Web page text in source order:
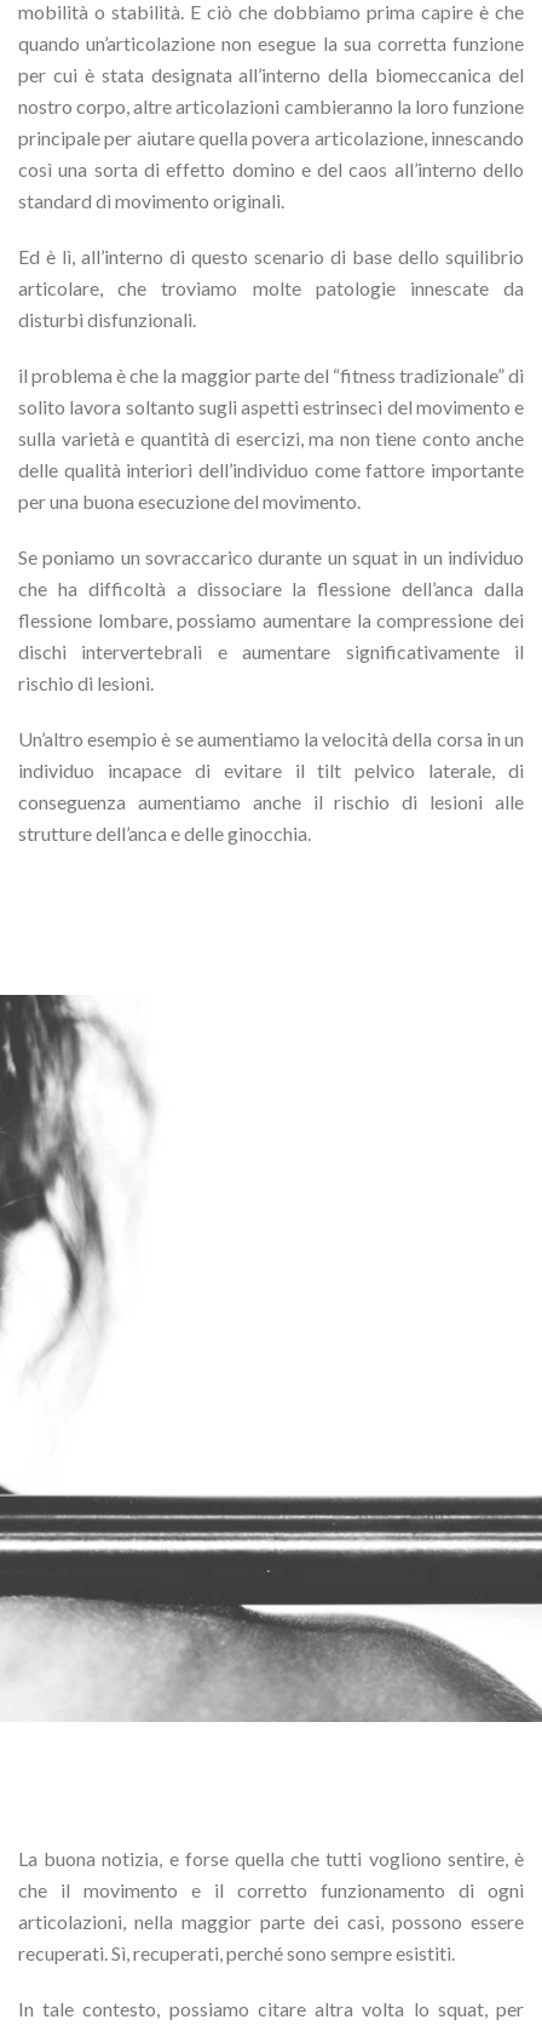
mobilità o stabilità. E ciò che dobbiamo prima capire è che
quando un’articolazione non esegue la sua corretta funzione
per cui è stata designata all’interno della biomeccanica del
nostro corpo, altre articolazioni cambieranno la loro funzione
principale per aiutare quella povera articolazione, innescando
così una sorta di effetto domino e del caos all’interno dello
standard di movimento originali.
Ed è lì, all’interno di questo scenario di base dello squilibrio
articolare, che troviamo molte patologie innescate da
disturbi disfunzionali.
il problema è che la maggior parte del “fitness tradizionale” di
solito lavora soltanto sugli aspetti estrinseci del movimento e
sulla varietà e quantità di esercizi, ma non tiene conto anche
delle qualità interiori dell’individuo come fattore importante
per una buona esecuzione del movimento.
Se poniamo un sovraccarico durante un squat in un individuo
che ha difficoltà a dissociare la flessione dell’anca dalla
flessione lombare, possiamo aumentare la compressione dei
dischi intervertebrali e aumentare significativamente il
rischio di lesioni.
Un’altro esempio è se aumentiamo la velocità della corsa in un
individuo incapace di evitare il tilt pelvico laterale, di
conseguenza aumentiamo anche il rischio di lesioni alle
strutture dell’anca e delle ginocchia.
La buona notizia, e forse quella che tutti vogliono sentire, è
che il movimento e il corretto funzionamento di ogni
articolazioni, nella maggior parte dei casi, possono essere
recuperati. Sì, recuperati, perché sono sempre esistiti.
In tale contesto, possiamo citare altra volta lo squat, per